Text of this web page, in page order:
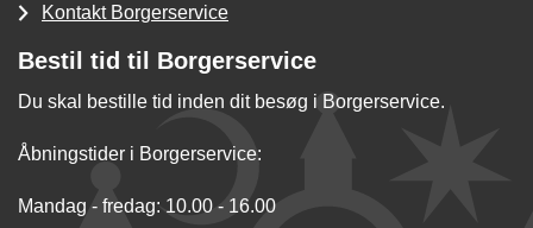
Kontakt Borgerservice
Bestil tid til Borgerservice
Du skal bestille tid inden dit besøg i Borgerservice.
Åbningstider i Borgerservice:
Mandag - fredag: 10.00 - 16.00